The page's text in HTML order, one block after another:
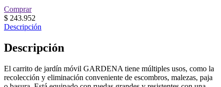
Comprar
$ 243.952
Descripción
Descripción
El carrito de jardín móvil GARDENA tiene múltiples usos, como la
recolección y eliminación conveniente de escombros, malezas, paja